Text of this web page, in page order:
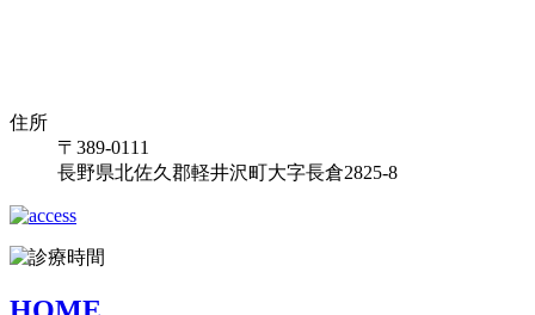
住所
〒389-0111
長野県北佐久郡軽井沢町大字長倉2825-8